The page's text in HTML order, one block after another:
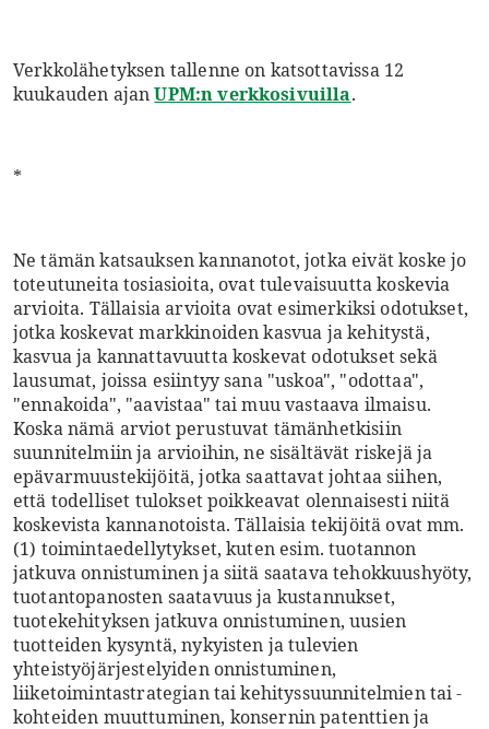
Verkkolähetyksen tallenne on katsottavissa 12
kuukauden ajanUPM:n verkkosivuilla.
*
Ne tämän katsauksen kannanotot, jotka eivät koske jo
toteutuneita tosiasioita, ovat tulevaisuutta koskevia
arvioita. Tällaisia arvioita ovat esimerkiksi odotukset,
jotka koskevat markkinoiden kasvua ja kehitystä,
kasvua ja kannattavuutta koskevat odotukset sekä
lausumat, joissa esiintyy sana "uskoa", "odottaa",
"ennakoida", "aavistaa" tai muu vastaava ilmaisu.
Koska nämä arviot perustuvat tämänhetkisiin
suunnitelmiin ja arvioihin, ne sisältävät riskejä ja
epävarmuustekijöitä, jotka saattavat johtaa siihen,
että todelliset tulokset poikkeavat olennaisesti niitä
koskevista kannanotoista. Tällaisia tekijöitä ovat mm.
(1) toimintaedellytykset, kuten esim. tuotannon
jatkuva onnistuminen ja siitä saatava tehokkuushyöty,
tuotantopanosten saatavuus ja kustannukset,
tuotekehityksen jatkuva onnistuminen, uusien
tuotteiden kysyntä, nykyisten ja tulevien
yhteistyöjärjestelyiden onnistuminen,
liiketoimintastrategian tai kehityssuunnitelmien tai -
kohteiden muuttuminen, konsernin patenttien ja